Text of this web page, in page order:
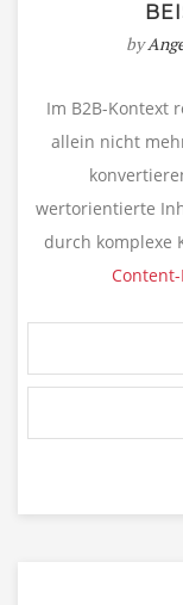
by
Im B2B-Kontext
allein nicht
wertorientierte
durch komplexe